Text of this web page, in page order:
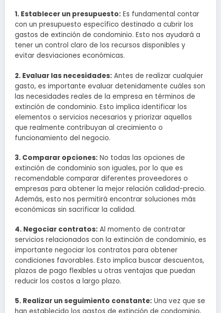
1. Establecer un presupuesto: Es fundamental contar
con un presupuesto específico destinado a cubrir los
gastos de extinción de condominio. Esto nos ayudará a
tener un control claro de los recursos disponibles y
evitar desviaciones económicas.
2. Evaluar las necesidades: Antes de realizar cualquier
gasto, es importante evaluar detenidamente cuáles son
las necesidades reales de la empresa en términos de
extinción de condominio. Esto implica identificar los
elementos o servicios necesarios y priorizar aquellos
que realmente contribuyan al crecimiento o
funcionamiento del negocio.
3. Comparar opciones: No todas las opciones de
extinción de condominio son iguales, por lo que es
recomendable comparar diferentes proveedores o
empresas para obtener la mejor relación calidad-precio.
Además, esto nos permitirá encontrar soluciones más
económicas sin sacrificar la calidad.
4. Negociar contratos: Al momento de contratar
servicios relacionados con la extinción de condominio, es
importante negociar los contratos para obtener
condiciones favorables. Esto implica buscar descuentos,
plazos de pago flexibles u otras ventajas que puedan
reducir los costos a largo plazo.
5. Realizar un seguimiento constante: Una vez que se